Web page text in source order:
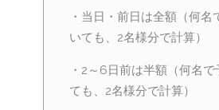
・当日・前日は全額（何名
いても、2名様分で計算）
・2～6日前は半額（何名
ても、2名様分で計算）